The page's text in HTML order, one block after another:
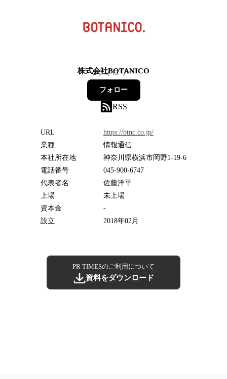
株式会社BOTANICO
2フォロワー
フォロー
RSS
URL
https://btnc.co.jp/
業種
情報通信
本社所在地
神奈川県横浜市岡野1-19-6
電話番号
045-900-6747
代表者名
佐藤洋平
上場
未上場
資本金
-
設立
2018年02月
PR TIMESのご利用について
資料をダウンロード